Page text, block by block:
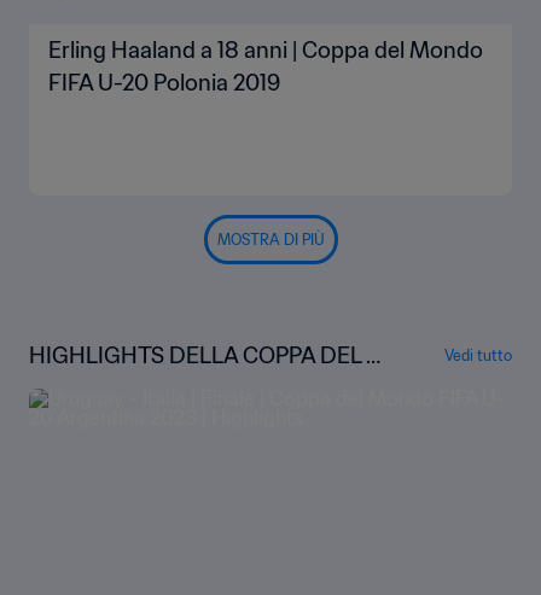
Erling Haaland a 18 anni | Coppa del Mondo
FIFA U-20 Polonia 2019
MOSTRA DI PIÙ
HIGHLIGHTS DELLA COPPA DEL M
ONDO U-20 FIFA ARGENTINA 202
3
Vedi tutto